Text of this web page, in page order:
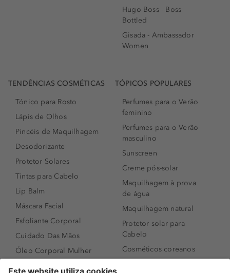
Hugo Boss - Boss
Bottled
Gisada - Ambassador
Women
TENDÊNCIAS COSMÉTICAS
Tónico para Rosto
Lápis de Olhos
Pincéis de Maquilhagem
Desodorizante
Protetor Solares
Tintas para Cabelo
Lip Balm
Máscara Facial
Esfoliante Corporal
Cuidado Das Mãos
Óleo Corporal Mulher
TÓPICOS POPULARES
Perfumes para o Verão
feminino
Perfumes para o Verão
masculino
Sunscreen
Creme pós-solar
Maquilhagem à prova
de água
Maquilhagem natural
Protetor solar para
Cabelo
Cosméticos coreanos